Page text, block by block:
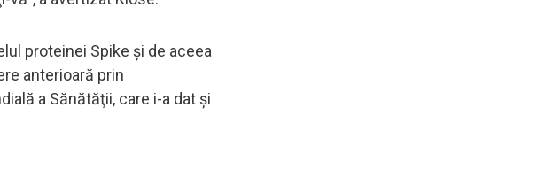
proteinei Spike şi de aceea
anterioară prin
a Sănătăţii, care i-a dat şi